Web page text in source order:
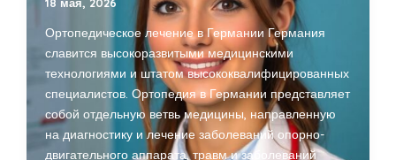
Ортопедическое лечение в Германии Германия
славится высокоразвитыми медицинскими
технологиями и штатом высококвалифицированных
специалистов. Ортопедия в Германии представляет
собой отдельную ветвь медицины, направленную
на диагностику и лечение заболеваний опорно-
двигательного аппарата, травм и заболеваний